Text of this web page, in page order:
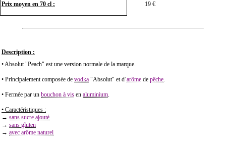
Prix moyen en 70 cl : 19 €
Description :
• Absolut "Peach" est une version normale de la marque.
• Principalement composée de vodka "Absolut" et d’arôme de pêche.
• Fermée par un bouchon à vis en aluminium.
• Caractéristiques :
→ sans sucre ajouté
→ sans gluten
→ avec arôme naturel